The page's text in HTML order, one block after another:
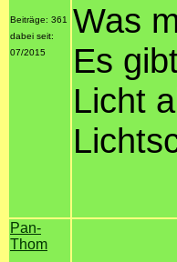
Beiträge: 361
dabei seit:
07/2015
Was
Es
Licht
Pan-
Thom